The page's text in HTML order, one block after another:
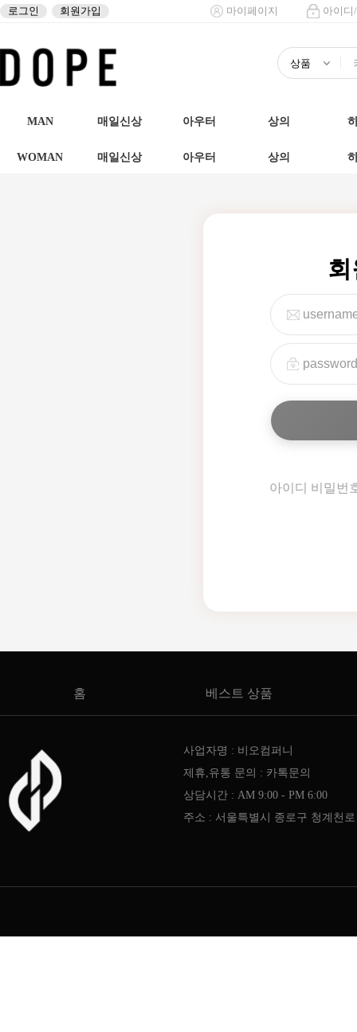
로그인 회원가입 마이페이지 아이디
MAN 매일신상 아우터 상의
WOMAN 매일신상 아우터 상의
아이디 비밀번
홈 베스트 상품
사업자명 : 비오컴퍼니
제휴,유통 문의 : 카톡문의
상담시간 : AM 9:00 - PM 6:00
주소 : 서울특별시 종로구 청계천로